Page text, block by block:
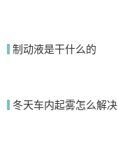
制动液是干什么的
冬天车内起雾怎么解决